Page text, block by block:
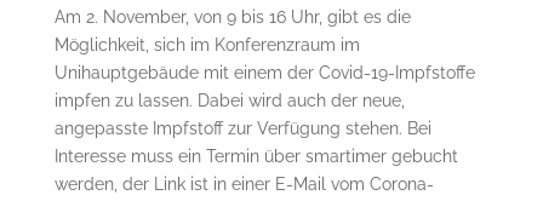
Am 2. November, von 9 bis 16 Uhr, gibt es die
Möglichkeit, sich im Konferenzraum im
Unihauptgebäude mit einem der Covid-19-Impfstoffe
impfen zu lassen. Dabei wird auch der neue,
angepasste Impfstoff zur Verfügung stehen. Bei
Interesse muss ein Termin über smartimer gebucht
werden, der Link ist in einer E-Mail vom Corona-